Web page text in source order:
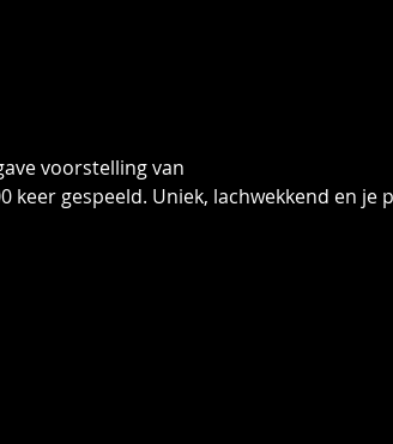
voorstelling van
gespeeld. Uniek, lachwekkend en je